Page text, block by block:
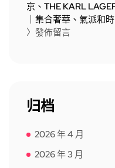
京、THE KARL
｜集合奢華、氣派和
〉發佈留言
归档
2026 年 4 月
2026 年 3 月